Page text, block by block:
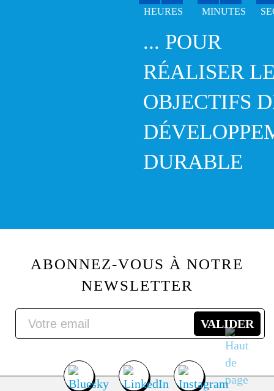
... POUR
RÉALISER
OBJECTIFS
DURABLE
ABONNEZ-VOUS À NOTRE
NEWSLETTER